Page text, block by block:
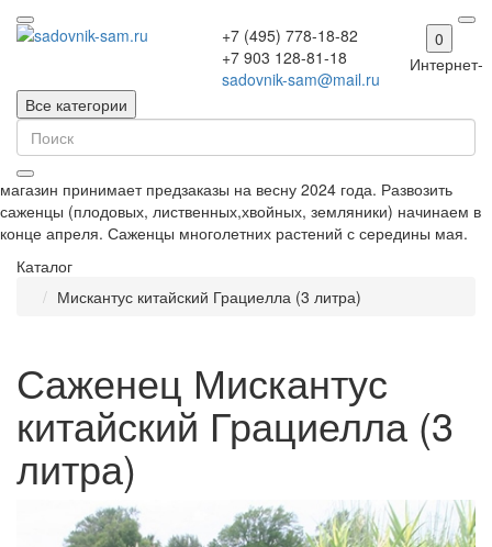
+7 (495) 778-18-82
+7 903 128-81-18
sadovnik-sam@mail.ru
0
Все категории
Интернет-
магазин принимает предзаказы на весну 2024 года. Развозить
саженцы (плодовых, лиственных,хвойных, земляники) начинаем в
конце апреля. Саженцы многолетних растений с середины мая.
Каталог
Мискантус китайский Грациелла (3 литра)
Саженец Мискантус
китайский Грациелла (3
литра)